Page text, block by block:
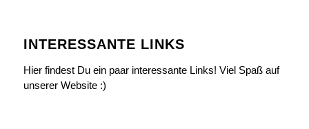
INTERESSANTE LINKS
Hier findest Du ein paar interessante Links! Viel Spaß auf
unserer Website :)